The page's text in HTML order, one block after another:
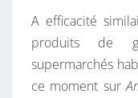
A efficacité
produits de
supermarchés
ce moment sur